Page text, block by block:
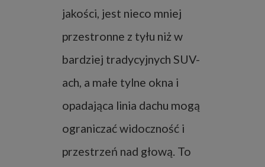
jakości, jest nieco mniej
przestronne z tyłu niż w
bardziej tradycyjnych SUV-
ach, a małe tylne okna i
opadająca linia dachu mogą
ograniczać widoczność i
przestrzeń nad głową. To